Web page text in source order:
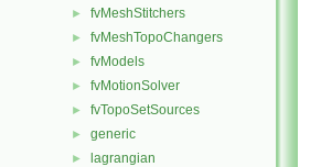
► fvMeshStitchers
► fvMeshTopoChangers
► fvModels
► fvMotionSolver
► fvTopoSetSources
► generic
► lagrangian